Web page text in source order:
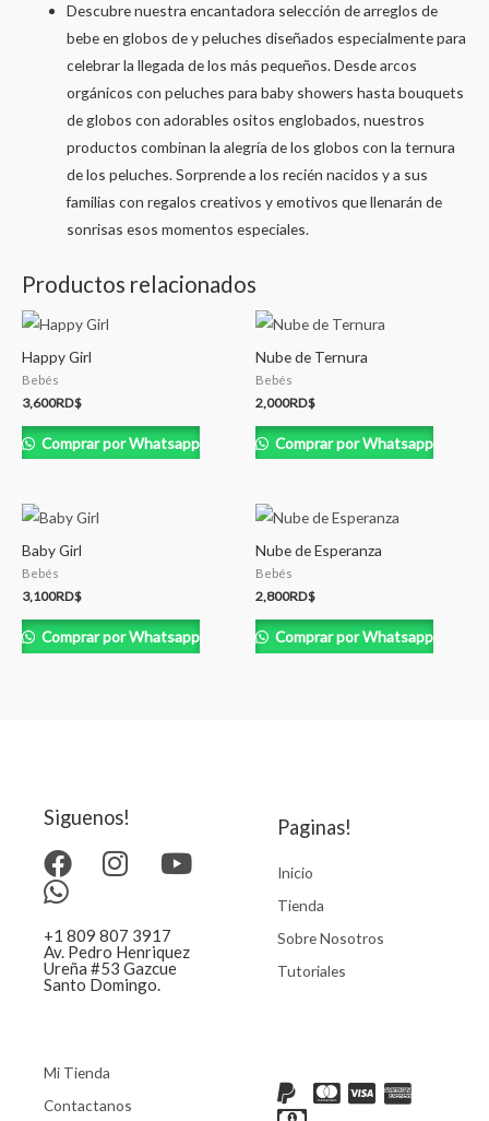
Descubre nuestra encantadora selección de arreglos de
bebe en globos de y peluches diseñados especialmente para
celebrar la llegada de los más pequeños. Desde arcos
orgánicos con peluches para baby showers hasta bouquets
de globos con adorables ositos englobados, nuestros
productos combinan la alegría de los globos con la ternura
de los peluches. Sorprende a los recién nacidos y a sus
familias con regalos creativos y emotivos que llenarán de
sonrisas esos momentos especiales.
Productos relacionados
Happy Girl
Bebés
3,600RD$
Comprar por Whatsapp
Nube de Ternura
Bebés
2,000RD$
Comprar por Whatsapp
Baby Girl
Bebés
3,100RD$
Comprar por Whatsapp
Nube de Esperanza
Bebés
2,800RD$
Comprar por Whatsapp
Siguenos!
+1 809 807 3917
Av. Pedro Henriquez
Ureña #53 Gazcue
Santo Domingo.
Paginas!
Inicio
Tienda
Sobre Nosotros
Tutoriales
Mi Tienda
Contactanos